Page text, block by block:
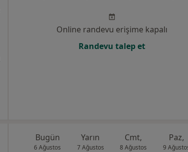
Online randevu erişime kapalı
Randevu talep et
Bugün
6 Ağustos
Yarın
7 Ağustos
Cmt,
8 Ağustos
Paz,
9